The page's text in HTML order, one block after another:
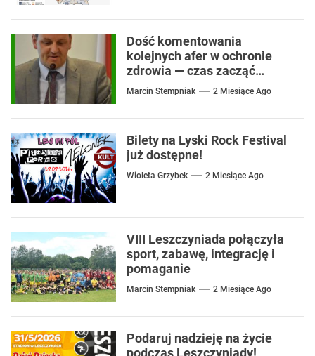
Dość komentowania
kolejnych afer w ochronie
zdrowia — czas zacząć
mówić o rozwiązaniach
Marcin Stempniak 2 Miesiące Ago
Bilety na Lyski Rock Festival
już dostępne!
Wioleta Grzybek 2 Miesiące Ago
VIII Leszczyniada połączyła
sport, zabawę, integrację i
pomaganie
Marcin Stempniak 2 Miesiące Ago
Podaruj nadzieję na życie
podczas Leszczyniady!